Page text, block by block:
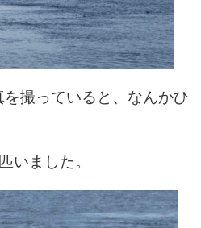
撮っていると、なんかひ
いました。